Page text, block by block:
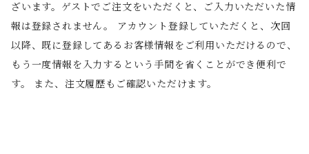
ざいます。ゲストでご注文をいただくと、ご入力いただいた情
報は登録されません。 アカウント登録していただくと、次回
以降、既に登録してあるお客様情報をご利用いただけるので、
もう一度情報を入力するという手間を省くことができ便利で
す。 また、注文履歴もご確認いただけます。